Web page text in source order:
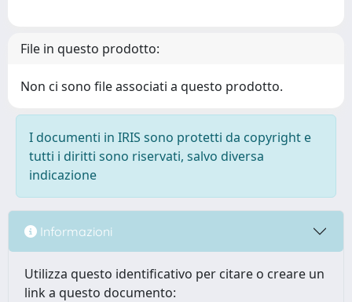
File in questo prodotto:
Non ci sono file associati a questo prodotto.
I documenti in IRIS sono protetti da copyright e
tutti i diritti sono riservati, salvo diversa
indicazione
Informazioni
Utilizza questo identificativo per citare o creare un
link a questo documento: